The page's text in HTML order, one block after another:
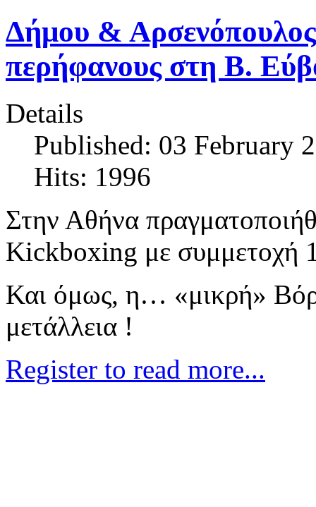
Δήμου &
περήφανους στη Β.
Details
Published: 03 February
Hits: 1996
Στην Αθήνα
Kickboxing με συμμετοχή
Και όμως, η… «μικρή»
μετάλλεια !
Register to read more...